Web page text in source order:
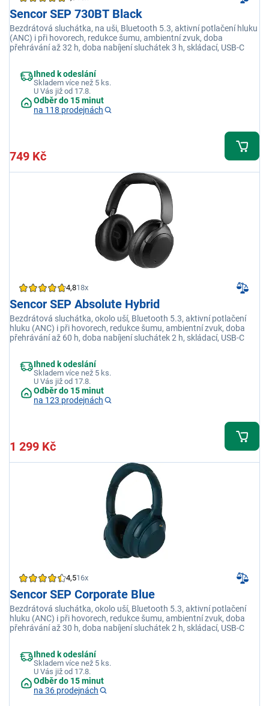
Sencor SEP 730BT Black
Bezdrátová sluchátka, na uši, Bluetooth 5.3, aktivní potlačení hluku
(ANC) i při hovorech, redukce šumu, ambientní zvuk, doba
přehrávání až 32 h, doba nabíjení sluchátek 3 h, skládací, USB-C
Ihned k odeslání
Skladem více než 5 ks.
U Vás již od 17.8.
Odběr do 15 minut
na 118 prodejnách
749 Kč
4,818x
Sencor SEP Absolute Hybrid
Bezdrátová sluchátka, okolo uší, Bluetooth 5.3, aktivní potlačení
hluku (ANC) i při hovorech, redukce šumu, ambientní zvuk, doba
přehrávání až 60 h, doba nabíjení sluchátek 2 h, skládací, USB-C
Ihned k odeslání
Skladem více než 5 ks.
U Vás již od 17.8.
Odběr do 15 minut
na 123 prodejnách
1 299 Kč
4,516x
Sencor SEP Corporate Blue
Bezdrátová sluchátka, okolo uší, Bluetooth 5.3, aktivní potlačení
hluku (ANC) i při hovorech, redukce šumu, ambientní zvuk, doba
přehrávání až 30 h, doba nabíjení sluchátek 2 h, skládací, USB-C
Ihned k odeslání
Skladem více než 5 ks.
U Vás již od 17.8.
Odběr do 15 minut
na 36 prodejnách